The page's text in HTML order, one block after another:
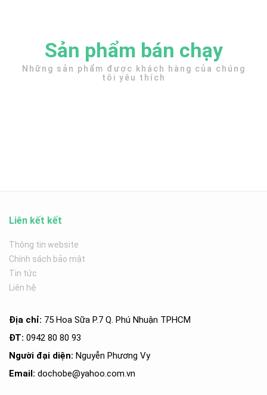
Sản phẩm bán chạy
Những sản phẩm được khách hàng của chúng
tôi yêu thích
Liên kết kết
Thông tin website
Chính sách bảo mật
Tin tức
Liên hệ
Địa chỉ: 75 Hoa Sữa P.7 Q. Phú Nhuận TPHCM
ĐT: 0942 80 80 93
Người đại diện: Nguyễn Phương Vy
Email: dochobe@yahoo.com.vn